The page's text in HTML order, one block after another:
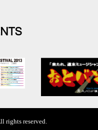
rights reserved.